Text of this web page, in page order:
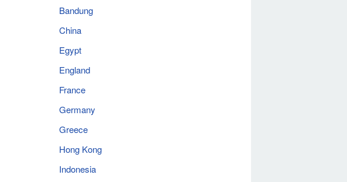
Bandung
China
Egypt
England
France
Germany
Greece
Hong Kong
Indonesia